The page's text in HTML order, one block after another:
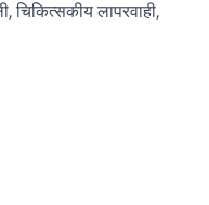
लापरवाही,